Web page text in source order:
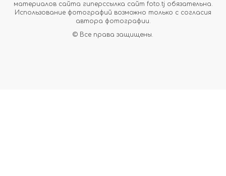
материалов сайта гиперссылка сайт foto.tj обязательна.
Использование фотографий возможно только с согласия
автора фотографии.
© Все права защищены.